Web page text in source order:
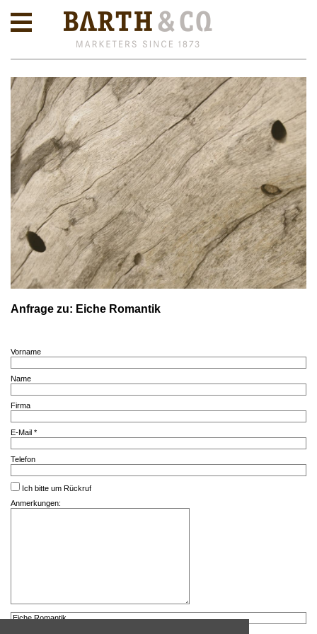
Anfrage zu: Eiche Romantik
Vorname
Name
Firma
E-Mail *
Telefon
Ich bitte um Rückruf
Anmerkungen: